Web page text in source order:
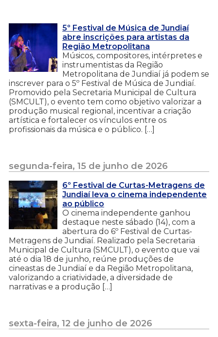
5º Festival de Música de Jundiaí
abre inscrições para artistas da
Região Metropolitana
Músicos, compositores, intérpretes e
instrumentistas da Região
Metropolitana de Jundiaí já podem se
inscrever para o 5º Festival de Música de Jundiaí.
Promovido pela Secretaria Municipal de Cultura
(SMCULT), o evento tem como objetivo valorizar a
produção musical regional, incentivar a criação
artística e fortalecer os vínculos entre os
profissionais da música e o público. […]
segunda-feira, 15 de junho de 2026
6º Festival de Curtas-Metragens de
Jundiaí leva o cinema independente
ao público
O cinema independente ganhou
destaque neste sábado (14), com a
abertura do 6º Festival de Curtas-
Metragens de Jundiaí. Realizado pela Secretaria
Municipal de Cultura (SMCULT), o evento que vai
até o dia 18 de junho, reúne produções de
cineastas de Jundiaí e da Região Metropolitana,
valorizando a criatividade, a diversidade de
narrativas e a produção […]
sexta-feira, 12 de junho de 2026